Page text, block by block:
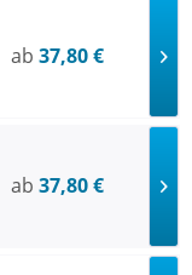
ab 37,80 €
ab 37,80 €